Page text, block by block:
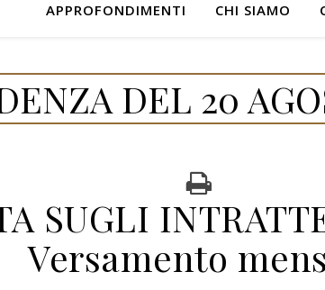
APPROFONDIMENTI CHI SIAMO
DEL 20
SUGLI
Versamento